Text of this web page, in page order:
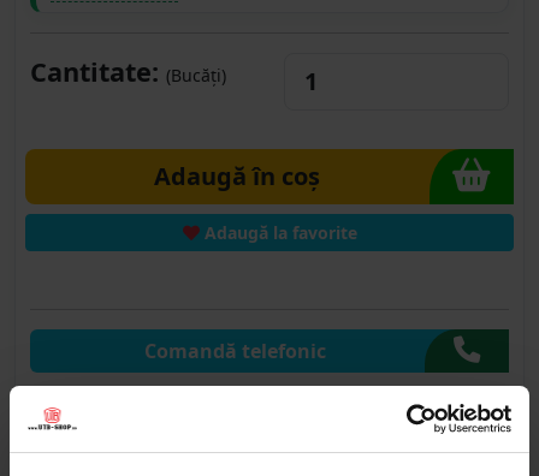
Cantitate: (Bucăți)
Adaugă în coș
Adaugă la favorite
Comandă telefonic